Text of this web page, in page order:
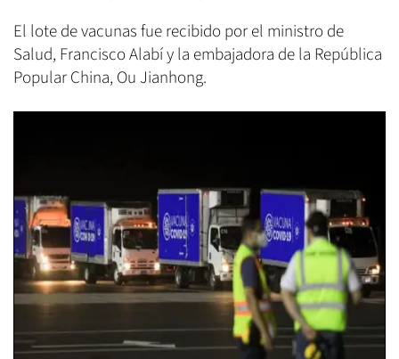
El lote de vacunas fue recibido por el ministro de
Salud, Francisco Alabí y la embajadora de la República
Popular China, Ou Jianhong.